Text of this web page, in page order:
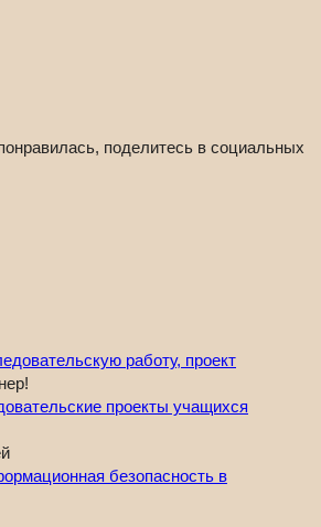
поделитесь в социальных
работу, проект
безопасность в